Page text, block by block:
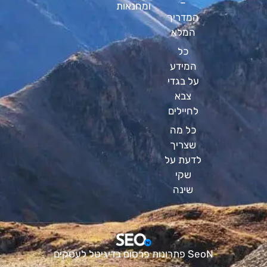
המדריך
המלא
המידע
על בגדי
לחיילים
כל מה
שצריך
לדעת על
שינה
ומחנאות
SeoN פתרונות פרסום בדיגיטל לעסקים